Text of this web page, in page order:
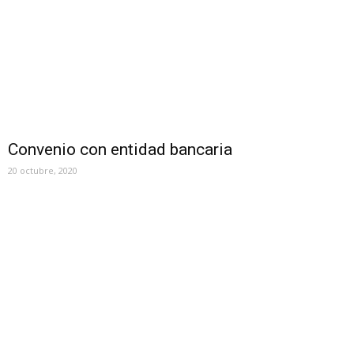
Convenio con entidad bancaria
20 octubre, 2020